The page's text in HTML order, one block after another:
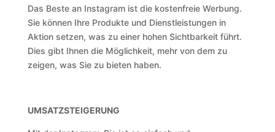
Das Beste an Instagram ist die kostenfreie Werbung.
Sie können Ihre Produkte und Dienstleistungen in
Aktion setzen, was zu einer hohen Sichtbarkeit führt.
Dies gibt Ihnen die Möglichkeit, mehr von dem zu
zeigen, was Sie zu bieten haben.
UMSATZSTEIGERUNG